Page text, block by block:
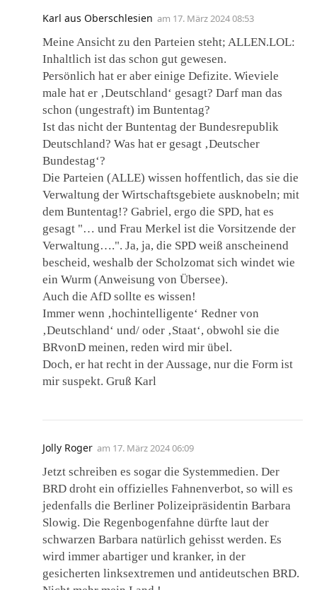
Karl aus Oberschlesien am 17. März 2024 08:53
Meine Ansicht zu den Parteien steht; ALLEN.LOL:
Inhaltlich ist das schon gut gewesen.
Persönlich hat er aber einige Defizite. Wieviele
male hat er ‚Deutschland‘ gesagt? Darf man das
schon (ungestraft) im Buntentag?
Ist das nicht der Buntentag der Bundesrepublik
Deutschland? Was hat er gesagt ‚Deutscher
Bundestag‘?
Die Parteien (ALLE) wissen hoffentlich, das sie die
Verwaltung der Wirtschaftsgebiete ausknobeln; mit
dem Buntentag!? Gabriel, ergo die SPD, hat es
gesagt "… und Frau Merkel ist die Vorsitzende der
Verwaltung….". Ja, ja, die SPD weiß anscheinend
bescheid, weshalb der Scholzomat sich windet wie
ein Wurm (Anweisung von Übersee).
Auch die AfD sollte es wissen!
Immer wenn ‚hochintelligente‘ Redner von
‚Deutschland‘ und/ oder ‚Staat‘, obwohl sie die
BRvonD meinen, reden wird mir übel.
Doch, er hat recht in der Aussage, nur die Form ist
mir suspekt. Gruß Karl
Jolly Roger am 17. März 2024 06:09
Jetzt schreiben es sogar die Systemmedien. Der
BRD droht ein offizielles Fahnenverbot, so will es
jedenfalls die Berliner Polizeipräsidentin Barbara
Slowig. Die Regenbogenfahne dürfte laut der
schwarzen Barbara natürlich gehisst werden. Es
wird immer abartiger und kranker, in der
gesicherten linksextremen und antideutschen BRD.